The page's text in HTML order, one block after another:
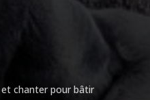
et chanter pour bâtir